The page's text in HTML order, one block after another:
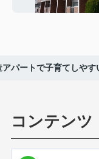
アパートで子育てしや
コンテンツ